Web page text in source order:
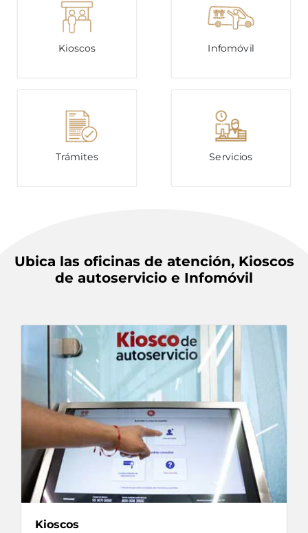
Kioscos Infomóvil
Trámites Servicios
Ubica las oficinas de atención, Kioscos
de autoservicio e Infomóvil
Kioscos